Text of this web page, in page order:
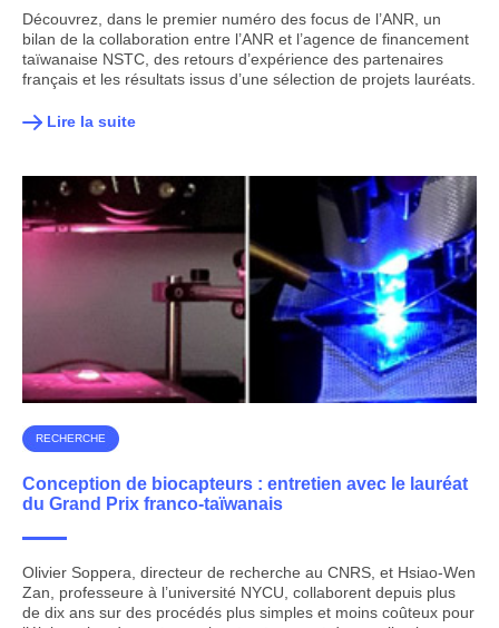
Découvrez, dans le premier numéro des focus de l’ANR, un
bilan de la collaboration entre l’ANR et l’agence de financement
taïwanaise NSTC, des retours d’expérience des partenaires
français et les résultats issus d’une sélection de projets lauréats.
Lire la suite
RECHERCHE
Conception de biocapteurs : entretien avec le lauréat
du Grand Prix franco-taïwanais
Olivier Soppera, directeur de recherche au CNRS, et Hsiao-Wen
Zan, professeure à l’université NYCU, collaborent depuis plus
de dix ans sur des procédés plus simples et moins coûteux pour